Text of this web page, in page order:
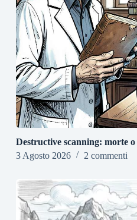
Destructive scanning: morte
3 Agosto 2026
2 commenti